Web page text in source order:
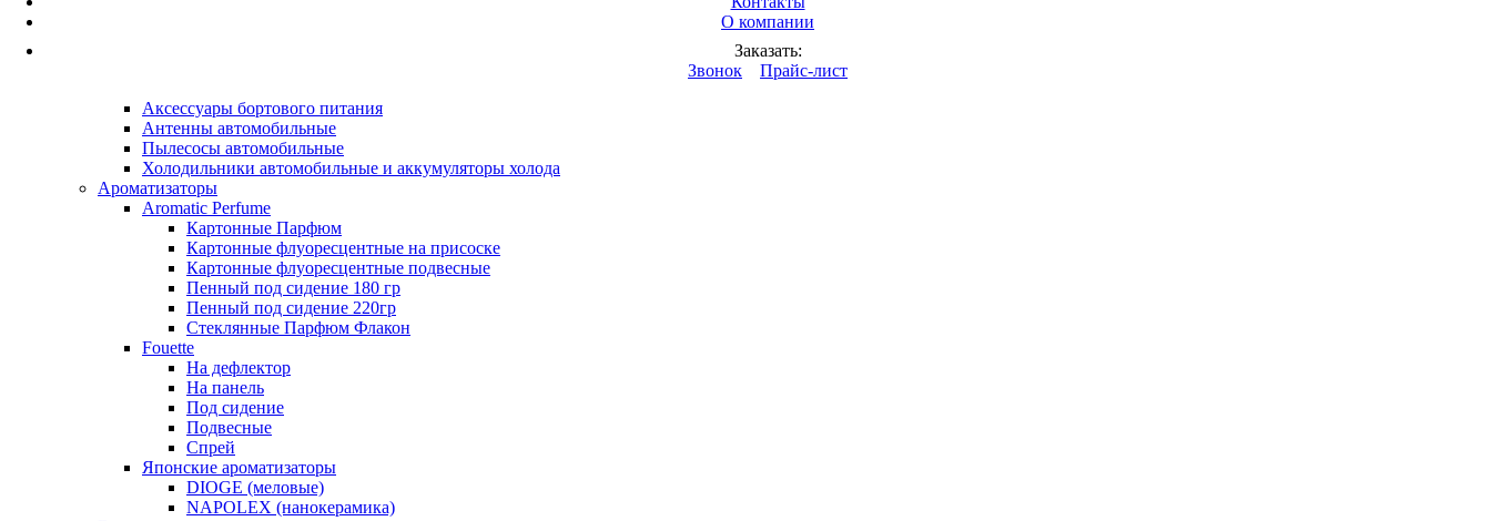
О компании
Заказать:
Звонок
Прайс-лист
Аксессуары бортового питания
Антенны автомобильные
Пылесосы автомобильные
Холодильники автомобильные и аккумуляторы холода
Ароматизаторы
Aromatic Perfume
Картонные Парфюм
Картонные флуоресцентные на присоске
Картонные флуоресцентные подвесные
Пенный под сидение 180 гр
Пенный под сидение 220гр
Стеклянные Парфюм Флакон
Fouette
На дефлектор
На панель
Под сидение
Подвесные
Спрей
Японские ароматизаторы
DIOGE (меловые)
NAPOLEX (нанокерамика)